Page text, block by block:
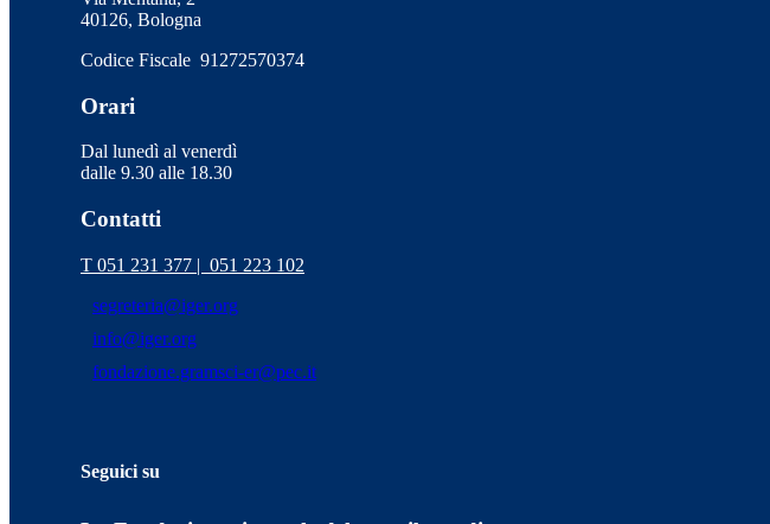
40126, Bologna
Codice Fiscale 91272570374
Orari
Dal lunedì al venerdì
dalle 9.30 alle 18.30
Contatti
T 051 231 377 | 051 223 102
segreteria@iger.org
info@iger.org
fondazione.gramsci-er@pec.it
Seguici su